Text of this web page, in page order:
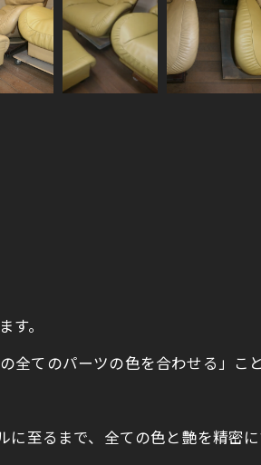
。
全てのパーツの色を合わせる」こ
至るまで、全ての色と艶を精密